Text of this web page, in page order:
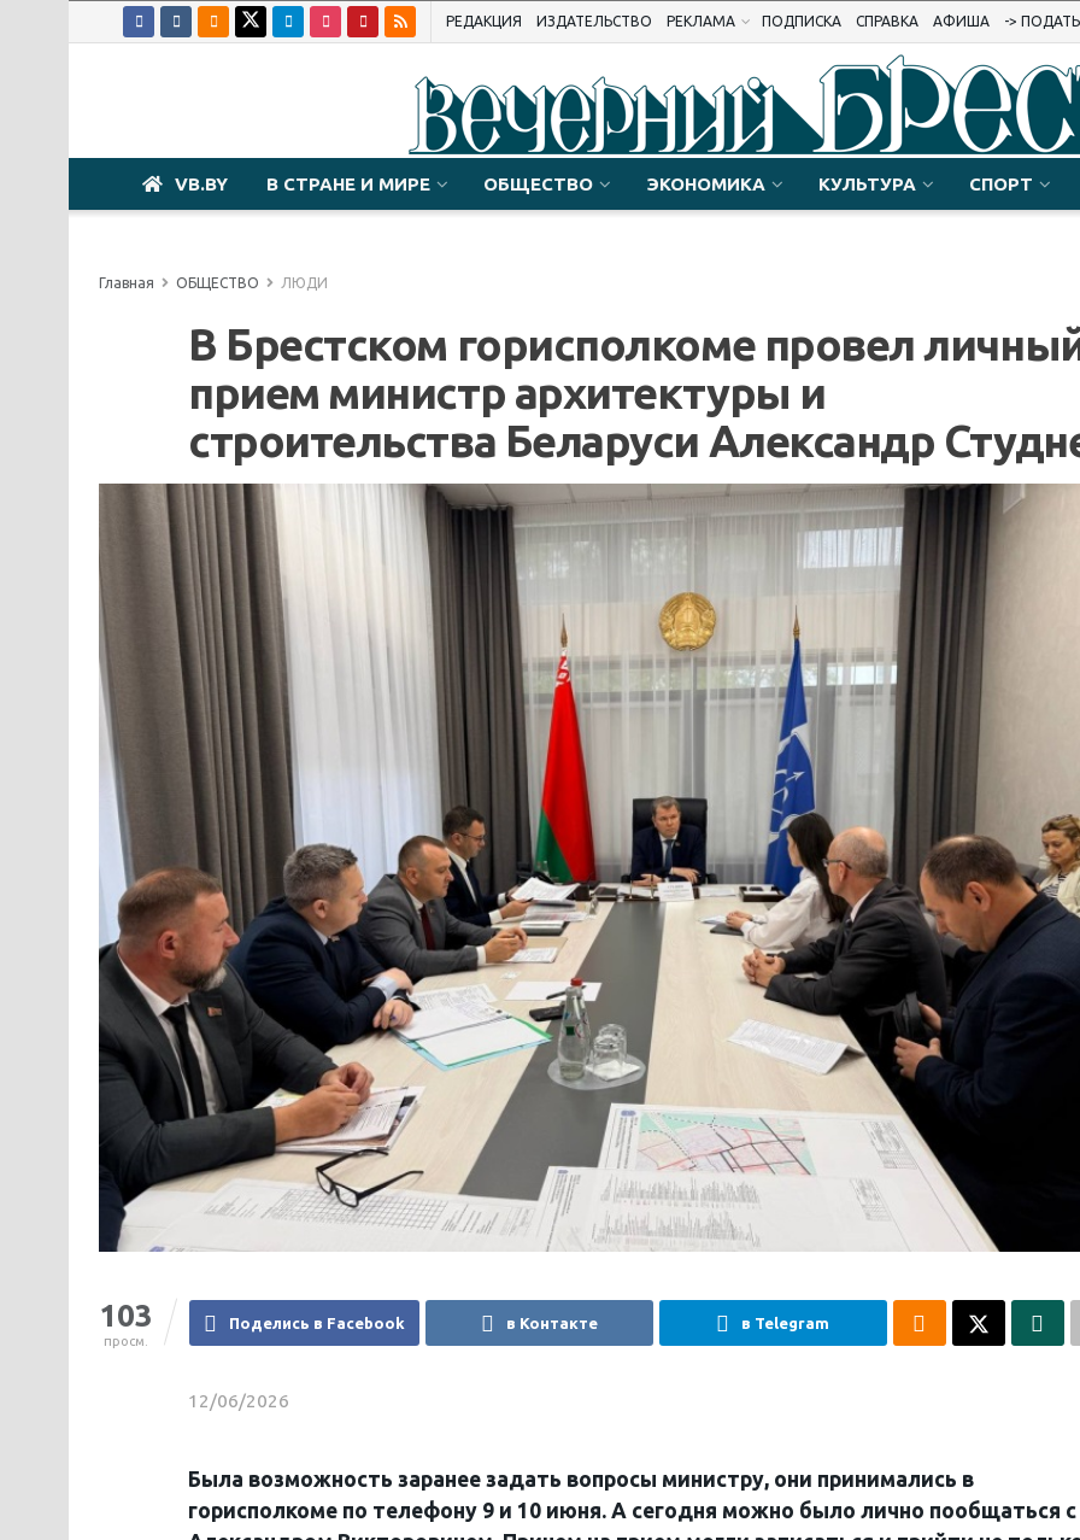
РЕДАКЦИЯ ИЗДАТЕЛЬСТВО РЕКЛАМА ПОДПИСКА СПРАВКА АФИША ->
VB.BY В СТРАНЕ И МИРЕ ОБЩЕСТВО ЭКОНОМИКА КУЛЬТУРА СПОРТ
Главная ОБЩЕСТВО ЛЮДИ
В Брестском горисполкоме провел
прием министр архитектуры и
строительства Беларуси Александр
103
просм.
Поделись в Facebook в Контакте в Telegram
12/06/2026
Была возможность заранее задать вопросы министру, они принимались в
горисполкоме по телефону 9 и 10 июня. А сегодня можно было лично пообщаться с